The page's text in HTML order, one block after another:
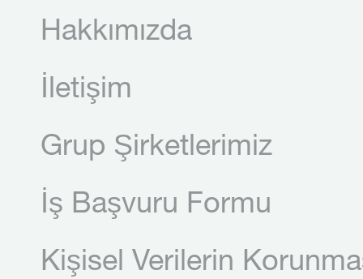
Hakkımızda
İletişim
Grup Şirketlerimiz
İş Başvuru Formu
Kişisel Verilerin